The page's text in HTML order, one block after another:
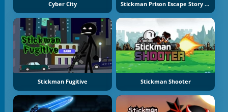
Cyber City Stickman Prison Escape Story 3D
Stickman Fugitive Stickman Shooter